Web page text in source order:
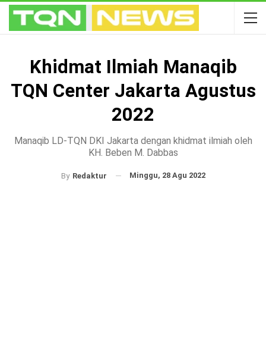
Khidmat Ilmiah Manaqib
TQN Center Jakarta Agustus
2022
Manaqib LD-TQN DKI Jakarta dengan khidmat ilmiah oleh
KH. Beben M. Dabbas
By Redaktur Minggu, 28 Agu 2022